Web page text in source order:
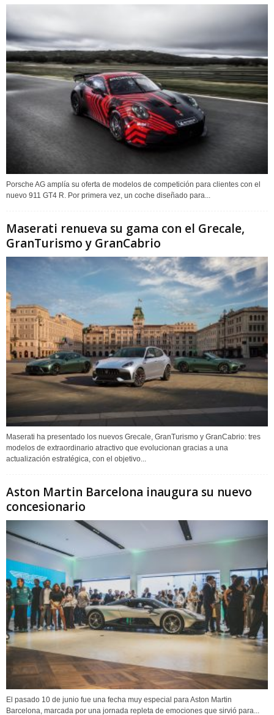
Porsche AG amplía su oferta de modelos de competición para clientes con el
nuevo 911 GT4 R. Por primera vez, un coche diseñado para...
Maserati renueva su gama con el Grecale,
GranTurismo y GranCabrio
Maserati ha presentado los nuevos Grecale, GranTurismo y GranCabrio: tres
modelos de extraordinario atractivo que evolucionan gracias a una
actualización estratégica, con el objetivo...
Aston Martin Barcelona inaugura su nuevo
concesionario
El pasado 10 de junio fue una fecha muy especial para Aston Martin
Barcelona, marcada por una jornada repleta de emociones que sirvió para...